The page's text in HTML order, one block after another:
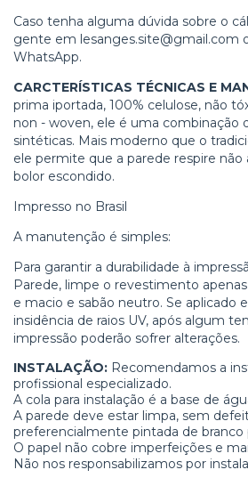
Caso tenha alguma dúvida sobre o
gente em lesanges.site@gmail.com
WhatsApp.
CARCTERÍSTICAS TÉCNICAS E
prima iportada, 100% celulose, não
non - woven, ele é uma combinação
sintéticas. Mais moderno que o
ele permite que a parede respire
bolor escondido.
Impresso no Brasil
A manutenção é simples:
Para garantir a durabilidade à
Parede, limpe o revestimento
e macio e sabão neutro. Se aplicado
insidência de raios UV, após algum
impressão poderão sofrer alterações.
INSTALAÇÃO: Recomendamos a
profissional especializado.
A cola para instalação é a base de
A parede deve estar limpa, sem
preferencialmente pintada de branco
O papel não cobre imperfeições e
Não nos responsabilizamos por